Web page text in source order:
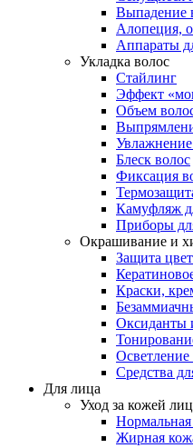
Выпадение
Алопеция,
Аппараты
Укладка волос
Стайлинг
Эффект
Объем
Блеск волос
Фиксация
Камуфляж
Приборы
Окрашивание и
Защита
Краски,
Оксиданты
Осветление
Средства
Для лица
Уход за кожей
Жирная